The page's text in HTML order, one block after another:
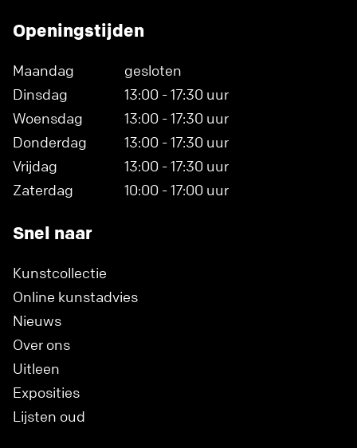
Openingstijden
Maandag
gesloten
Dinsdag
13:00 - 17:30 uur
Woensdag
13:00 - 17:30 uur
Donderdag
13:00 - 17:30 uur
Vrijdag
13:00 - 17:30 uur
Zaterdag
10:00 - 17:00 uur
Snel naar
Kunstcollectie
Online kunstadvies
Nieuws
Over ons
Uitleen
Exposities
Lijsten oud